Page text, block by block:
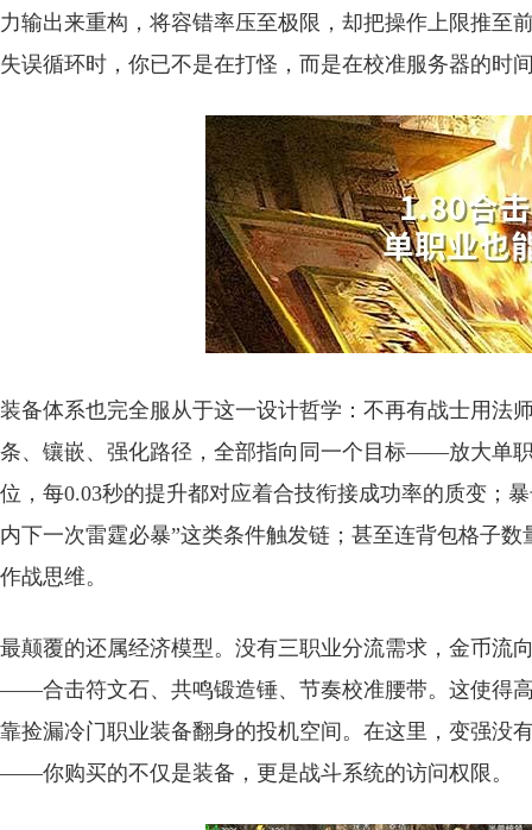
力输出来重构，将容错率压至极限，却把操作上限推
失误循环时，你已不是在打怪，而是在校准服务器的时
装备体系也完全服从于这一设计哲学：不再有战士用法
条、镶嵌、强化路径，全部指向同一个目标——放大单
位，每0.03秒的提升都对应着合技衔接成功率的质变；
内下一次雷霆必暴”这类条件触发链；甚至连背包格子
作战思维。
最颠覆的还属经济模型。没有三职业分流需求，金币流
——合击符文石、共鸣锻造锤、节奏校准腰带。这使得
靠捡漏冷门职业装备翻身的投机空间。在这里，变强没
——你购买的不仅是装备，更是战斗系统的访问权限。